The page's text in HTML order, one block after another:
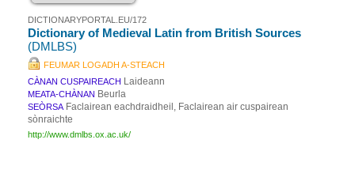
DICTIONARYPORTAL.EU/172
Dictionary of Medieval Latin from British Sources
(DMLBS)
FEUMAR LOGADH A-STEACH
CÀNAN CUSPAIREACH Laideann
MEATA-CHÀNAN Beurla
SEÒRSA Faclairean eachdraidheil, Faclairean air cuspairean
sònraichte
http://www.dmlbs.ox.ac.uk/